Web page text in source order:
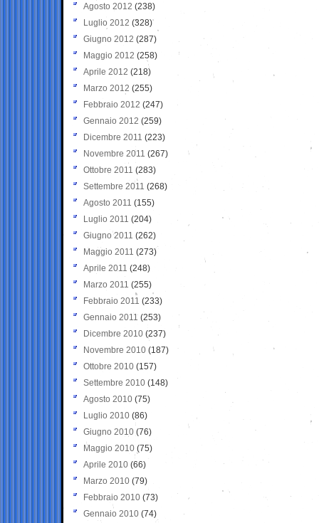
Agosto 2012 (238)
Luglio 2012 (328)
Giugno 2012 (287)
Maggio 2012 (258)
Aprile 2012 (218)
Marzo 2012 (255)
Febbraio 2012 (247)
Gennaio 2012 (259)
Dicembre 2011 (223)
Novembre 2011 (267)
Ottobre 2011 (283)
Settembre 2011 (268)
Agosto 2011 (155)
Luglio 2011 (204)
Giugno 2011 (262)
Maggio 2011 (273)
Aprile 2011 (248)
Marzo 2011 (255)
Febbraio 2011 (233)
Gennaio 2011 (253)
Dicembre 2010 (237)
Novembre 2010 (187)
Ottobre 2010 (157)
Settembre 2010 (148)
Agosto 2010 (75)
Luglio 2010 (86)
Giugno 2010 (76)
Maggio 2010 (75)
Aprile 2010 (66)
Marzo 2010 (79)
Febbraio 2010 (73)
Gennaio 2010 (74)